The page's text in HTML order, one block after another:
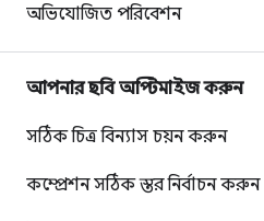
অভিযোজিত পরিবেশন
আপনার ছবি অপ্টিমাইজ করুন
সঠিক চিত্র বিন্যাস চয়ন করুন
কম্প্রেশন সঠিক স্তর নির্বাচন করুন